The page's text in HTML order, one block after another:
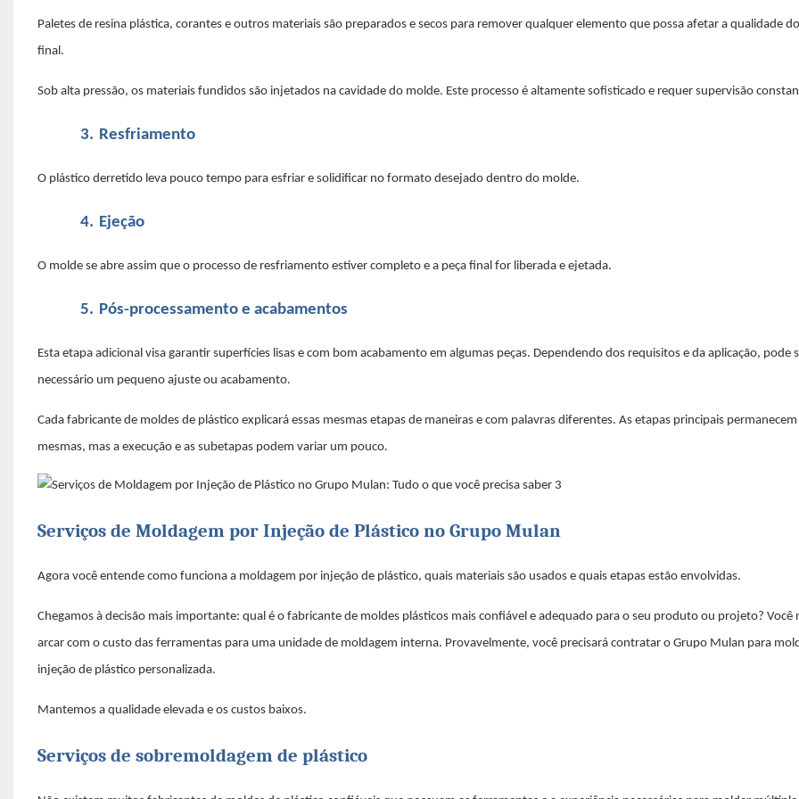
Paletes de resina plástica, corantes e outros materiais são preparados e secos para remover qualquer elemento que possa afetar a qualidade
final.
Sob alta pressão, os materiais fundidos são injetados na cavidade do molde. Este processo é altamente sofisticado e requer supervisão
3. Resfriamento
O plástico derretido leva pouco tempo para esfriar e solidificar no formato desejado dentro do molde.
4. Ejeção
O molde se abre assim que o processo de resfriamento estiver completo e a peça final for liberada e ejetada.
5. Pós-processamento e acabamentos
Esta etapa adicional visa garantir superfícies lisas e com bom acabamento em algumas peças. Dependendo dos requisitos e da aplicação, pode
necessário um pequeno ajuste ou acabamento.
Cada fabricante de moldes de plástico explicará essas mesmas etapas de maneiras e com palavras diferentes. As etapas principais permanecem
mesmas, mas a execução e as subetapas podem variar um pouco.
Serviços de Moldagem por Injeção de Plástico no Grupo Mulan
Agora você entende como funciona a moldagem por injeção de plástico, quais materiais são usados ​​e quais etapas estão envolvidas.
Chegamos à decisão mais importante: qual é o fabricante de moldes plásticos mais confiável e adequado para o seu produto ou projeto? Você
arcar com o custo das ferramentas para uma unidade de moldagem interna. Provavelmente, você precisará contratar o Grupo Mulan para
injeção de plástico personalizada.
Mantemos a qualidade elevada e os custos baixos.
Serviços de sobremoldagem de plástico